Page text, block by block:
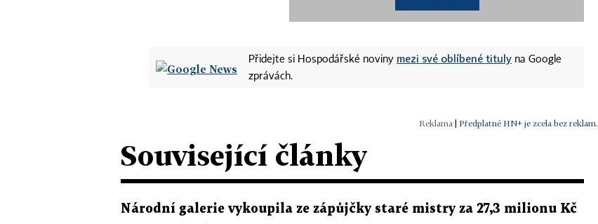
Přidejte si Hospodářské noviny mezi své oblíbené tituly na Google
zprávách.
Předplatné HN+ je zcela bez reklam.
Související články
Národní galerie vykoupila ze zápůjčky staré mistry za 27,3 milionu Kč